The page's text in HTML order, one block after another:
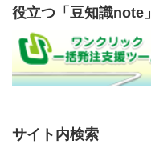
役立つ「豆知識note」
サイト内検索